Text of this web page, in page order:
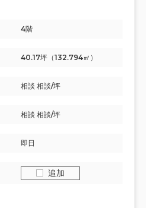
4階
40.17坪（132.794㎡）
相談 相談/坪
相談 相談/坪
即日
追加